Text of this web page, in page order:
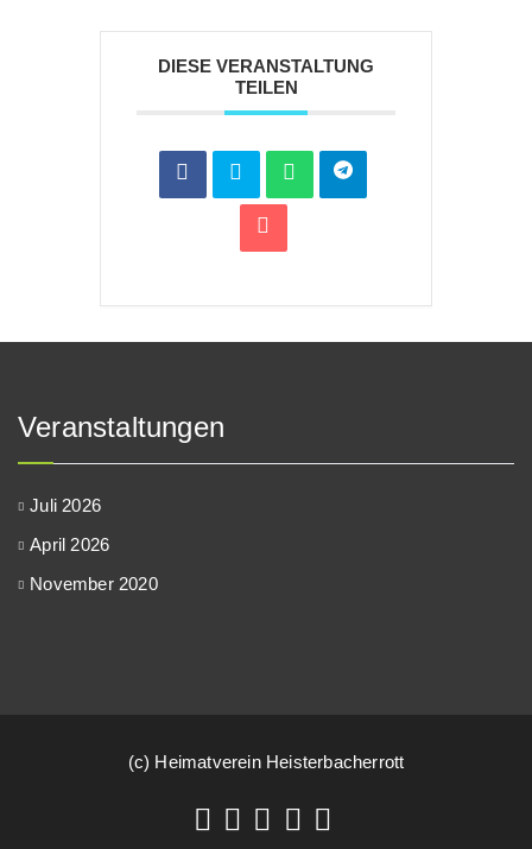
DIESE VERANSTALTUNG
TEILEN
Veranstaltungen
Juli 2026
April 2026
November 2020
(c) Heimatverein Heisterbacherrott